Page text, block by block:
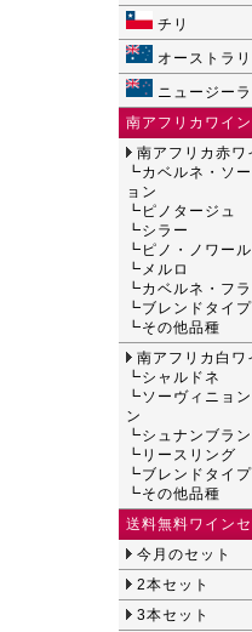
チリ
オーストラ
ニュージー
南アフリカワイン
南アフリカ赤ワ
┗カベルネ・ソ
ョン
┗ ピノタージュ
┗シラー
┗ ピノ・ノワール
┗ メルロ
┗カベルネ・フ
┗ブレンドタイプ
┗その他品種
南アフリカ白ワ
┗シャルドネ
┗ソーヴィニョ
ン
┗シュナンブラン
┗ リースリング
┗ブレンドタイプ
┗その他品種
送料無料ワインセ
今月のセット
2本セット
3本セット